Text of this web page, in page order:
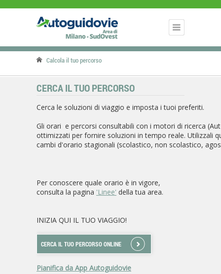
Calcola il tuo percorso
CERCA IL TUO PERCORSO
Cerca le soluzioni di viaggio e imposta i tuoi preferiti.
Gli orari e percorsi consultabili con i motori di ricerca
ottimizzati per fornire soluzioni in tempo reale. Utilizzali
cambi d'orario stagionali (scolastico, non scolastico,
Per conoscere quale orario è in vigore,
consulta la pagina 'Linee' della tua area.
INIZIA QUI IL TUO VIAGGIO!
CERCA IL TUO PERCORSO ONLINE
Pianifica da App Autoguidovie